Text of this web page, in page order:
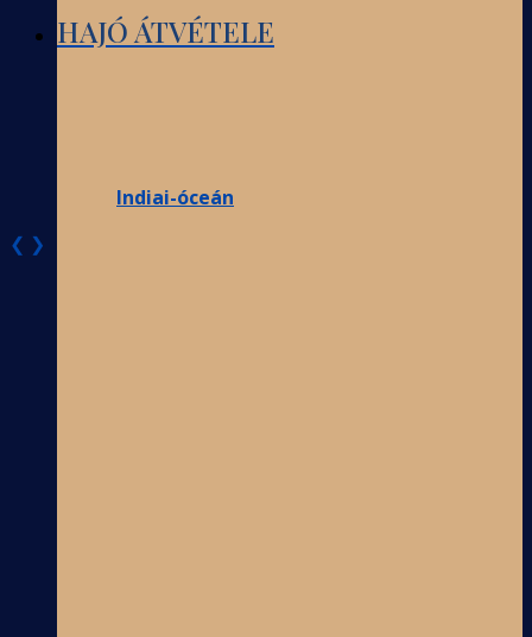
Indiai-óceán
HAJÓ ÁTVÉTELE
❮ ❯